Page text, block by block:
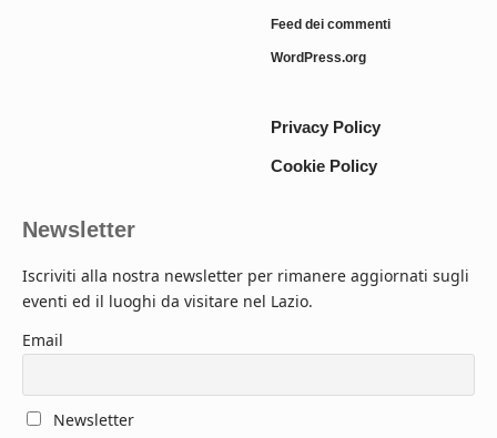
Feed dei commenti
WordPress.org
Privacy Policy
Cookie Policy
Newsletter
Iscriviti alla nostra newsletter per rimanere aggiornati sugli
eventi ed il luoghi da visitare nel Lazio.
Email
Newsletter